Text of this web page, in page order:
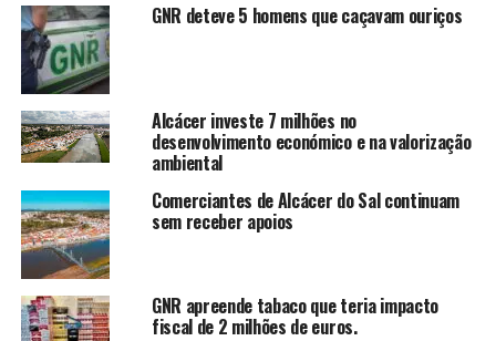
GNR deteve 5 homens que caçavam ouriços
Alcácer investe 7 milhões no
desenvolvimento económico e na valorização
ambiental
Comerciantes de Alcácer do Sal continuam
sem receber apoios
GNR apreende tabaco que teria impacto
fiscal de 2 milhões de euros.